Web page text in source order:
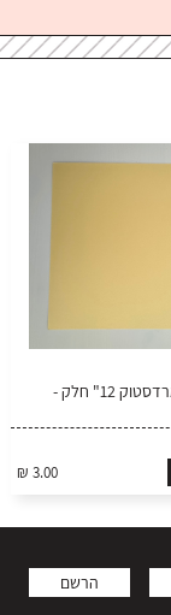
2411 דף קארדסטוק 12" חלק -
₪ 3.00
הרשם